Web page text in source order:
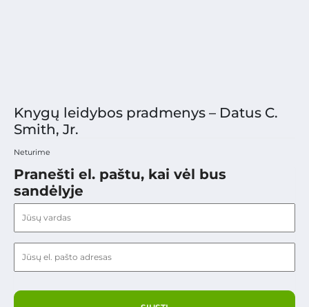
Knygų leidybos pradmenys – Datus C.
Smith, Jr.
Neturime
Pranešti el. paštu, kai vėl bus
sandėlyje